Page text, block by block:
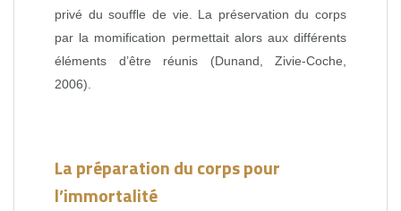
privé du souffle de vie. La préservation du corps
par la momification permettait alors aux différents
éléments d’être réunis (Dunand, Zivie-Coche,
2006).
La préparation du corps pour
l’immortalité